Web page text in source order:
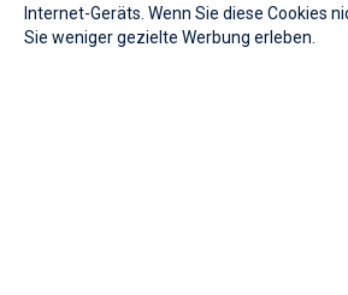
Internet-Geräts. Wenn Sie diese Cookies
Sie weniger gezielte Werbung erleben.